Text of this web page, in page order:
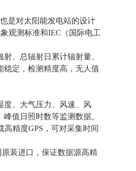
是对太阳能发电站的设计
观测标准和IEC（国际电工
、总辐射日累计辐射量、
稳定，检测精度高，无人值
度、大气压力、风速、风
值日照时数等监测数据。
精度GPS，可对采集时间
装进口，保证数据源高精